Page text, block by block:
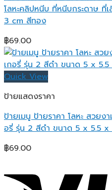
โลหะคลิปหนีบ ที่หนีบกระดาษ ที่
3 cm สีทอง
฿69.00
Quick View
ป้ายแสดงราคา
ป้ายเมนู ป้ายราคา โลหะ สวยง
อรี่ รุ่น 2 สีดำ ขนาด 5 x 5.5 x
฿69.00